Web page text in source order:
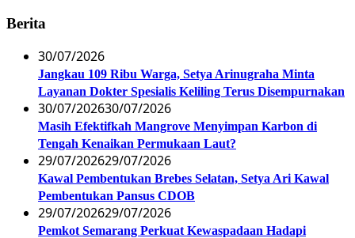
Berita
30/07/2026
Jangkau 109 Ribu Warga, Setya Arinugraha Minta
Layanan Dokter Spesialis Keliling Terus Disempurnakan
30/07/202630/07/2026
Masih Efektifkah Mangrove Menyimpan Karbon di
Tengah Kenaikan Permukaan Laut?
29/07/202629/07/2026
Kawal Pembentukan Brebes Selatan, Setya Ari Kawal
Pembentukan Pansus CDOB
29/07/202629/07/2026
Pemkot Semarang Perkuat Kewaspadaan Hadapi